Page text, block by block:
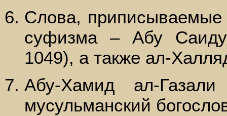
Слова,
суфизма – Абу
1049), а также ал-
Абу-Хамид ал-
мусульманский